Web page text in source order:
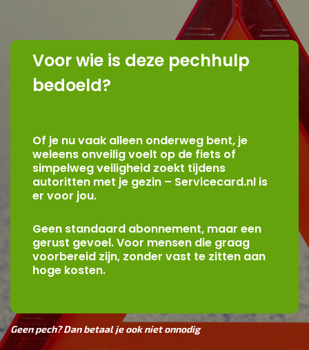
Voor wie is deze pechhulp
bedoeld?
Of je nu vaak alleen onderweg bent, je
weleens onveilig voelt op de fiets of
simpelweg veiligheid zoekt tijdens
autoritten met je gezin – Servicecard.nl is
er voor jou.
Geen standaard abonnement, maar een
gerust gevoel. Voor mensen die graag
voorbereid zijn, zonder vast te zitten aan
hoge kosten.
Geen pech? Dan betaal je ook niet onnodig